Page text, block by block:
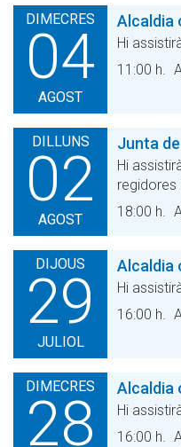
DIMECRES
04
AGOST
Alcaldia
Hi
11:00 h.
DILLUNS
02
AGOST
Junta
Hi
regidores
18:00 h.
DIJOUS
29
JULIOL
Alcaldia
Hi
16:00 h.
DIMECRES
28 Alcaldia
Hi
16:00 h.